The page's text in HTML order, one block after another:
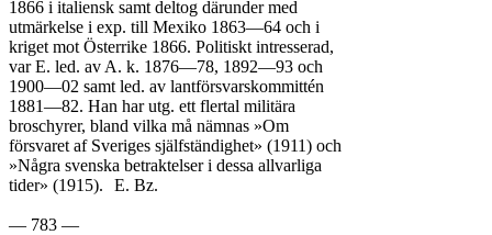
1866 i italiensk samt deltog därunder med
utmärkelse i exp. till Mexiko 1863—64 och i
kriget mot Österrike 1866. Politiskt intresserad,
var E. led. av A. k. 1876—78, 1892—93 och
1900—02 samt led. av lantförsvarskommittén
1881—82. Han har utg. ett flertal militära
broschyrer, bland vilka må nämnas »Om
försvaret af Sveriges själfständighet» (1911) och
»Några svenska betraktelser i dessa allvarliga
tider» (1915).	E. Bz.
— 783 —